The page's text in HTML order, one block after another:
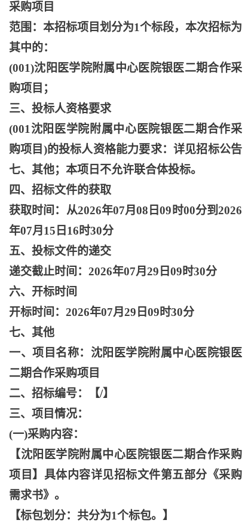
采购项目
范围：本招标项目划分为1个标段，本次招标为
其中的：
(001)沈阳医学院附属中心医院银医二期合作采
购项目；
三、投标人资格要求
(001沈阳医学院附属中心医院银医二期合作采
购项目)的投标人资格能力要求：详见招标公告
七、其他；本项日不允许联合体投标。
四、招标文件的获取
获取时间：从2026年07月08日09时00分到2026
年07月15日16时30分
五、投标文件的递交
递交截止时间： 2026年07月29日09时30分
六、开标时间
开标时间： 2026年07月29日09时30分
七、其他
一、项目名称：沈阳医学院附属中心医院银医
二期合作采购项目
二、招标编号：【/】
三、项目情况：
(一)采购内容：
【沈阳医学院附属中心医院银医二期合作采购
项目】具体内容详见招标文件第五部分《采购
需求书》。
【标包划分：共分为1个标包。】